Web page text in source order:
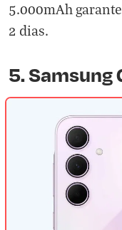
5.000mAh
2 dias.
5. Samsung